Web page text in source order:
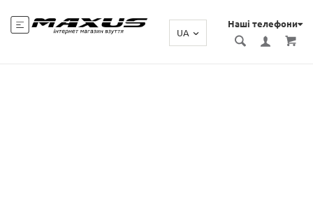
Наші телефони
UA